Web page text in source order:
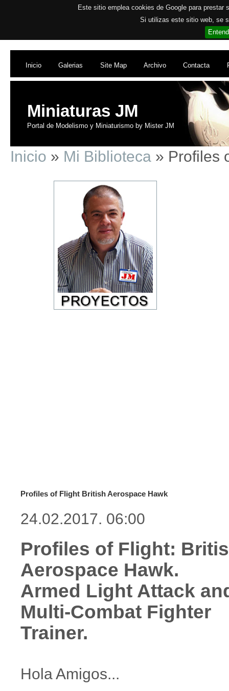
Este sitio emplea cookies de Google para
Si utilizas este sitio web, se
Inicio Galerias Site Map Archivo Contacta
Miniaturas JM
Portal de Modelismo y Miniaturismo by Mister JM
Inicio » Mi Biblioteca » Profiles
Profiles of Flight British Aerospace Hawk
24.02.2017. 06:00
Profiles of Flight:
Aerospace Hawk.
Armed Light Attack
Multi-Combat Fighter
Trainer.
Hola Amigos...